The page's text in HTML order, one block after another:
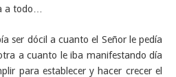
a todo…
ser dócil a cuanto el Señor le pedía
a cuanto le iba manifestando día
para establecer y hacer crecer el